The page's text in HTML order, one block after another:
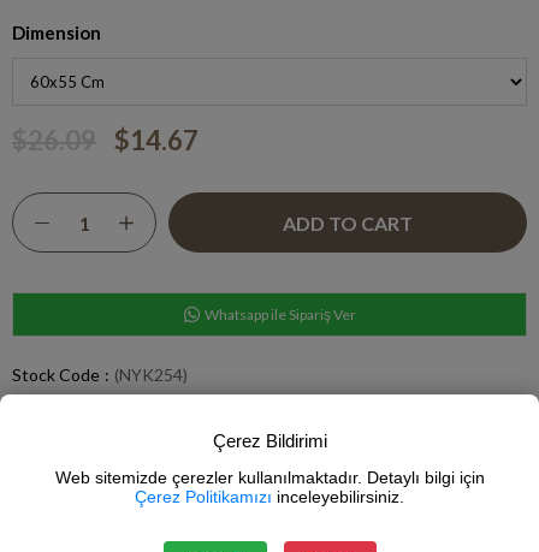
Dimension
$14.67
Whatsapp ile Sipariş Ver
Stock Code
(NYK254)
Çerez Bildirimi
Web sitemizde çerezler kullanılmaktadır. Detaylı bilgi için
Çerez Politikamızı inceleyebilirsiniz.